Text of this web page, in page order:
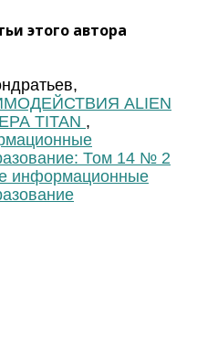
этого автора
ALIEN
TITAN ,
Том 14 № 2
информационные